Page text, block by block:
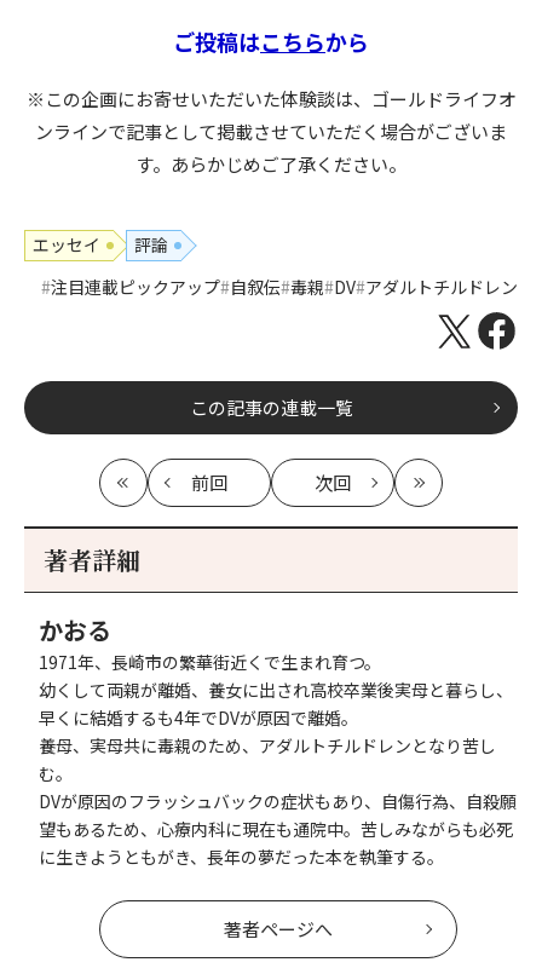
ご投稿はこちらから
※この企画にお寄せいただいた体験談は、ゴールドライフオ
ンラインで記事として掲載させていただく場合がございま
す。あらかじめご了承ください。
エッセイ
評論
注目連載ピックアップ 自叙伝 毒親 DV アダルトチルドレン
この記事の連載一覧
最
初
前回
記
次回
記
最
新
著者詳細
かおる
1971年、長崎市の繁華街近くで生まれ育つ。
幼くして両親が離婚、養女に出され高校卒業後実母と暮らし、
早くに結婚するも4年でDVが原因で離婚。
養母、実母共に毒親のため、アダルトチルドレンとなり苦し
む。
DVが原因のフラッシュバックの症状もあり、自傷行為、自殺願
望もあるため、心療内科に現在も通院中。苦しみながらも必死
に生きようともがき、長年の夢だった本を執筆する。
著者ページへ